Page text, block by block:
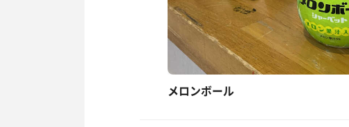
メロンボール